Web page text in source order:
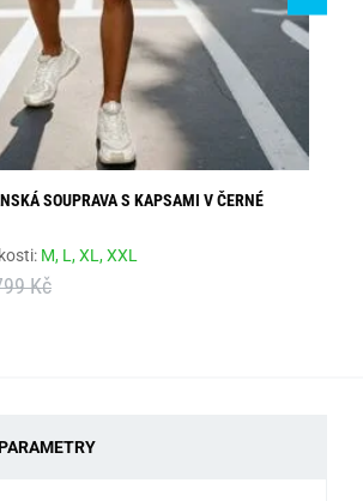
SOUPRAVA S KAPSAMI V ČERNÉ
M, L,XL,XXL
Kč